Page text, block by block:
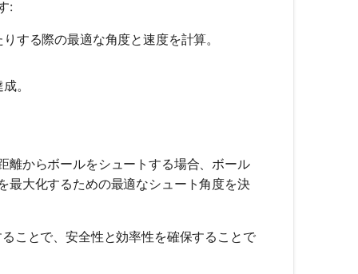
:
する際の最適な角度と速度を計算。
。
離からボールをシュートする場合、ボール
最大化するための最適なシュート角度を決
ことで、安全性と効率性を確保することで